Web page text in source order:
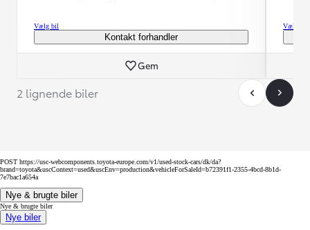
Vælg bil
Kontakt forhandler
Gem
Vælg bil
2 lignende biler
POST https://usc-webcomponents.toyota-europe.com/v1/used-stock-cars/dk/da?
brand=toyota&uscContext=used&uscEnv=production&vehicleForSaleId=b72391f1-2355-4bcd-8b1d-
7e7bac1a654a
Nye & brugte biler
Nye & brugte biler
Nye biler